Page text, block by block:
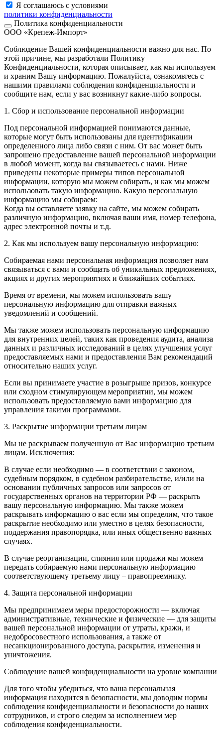
Я соглашаюсь с условиями
политики конфиденциальности
Политика конфиденциальности
ООО «Крепеж-Импорт»
Соблюдение Вашей конфиденциальности важно для нас. По
этой причине, мы разработали Политику
Конфиденциальности, которая описывает, как мы используем
и храним Вашу информацию. Пожалуйста, ознакомьтесь с
нашими правилами соблюдения конфиденциальности и
сообщите нам, если у вас возникнут какие-либо вопросы.
1. Сбор и использование персональной информации
Под персональной информацией понимаются данные,
которые могут быть использованы для идентификации
определенного лица либо связи с ним. От вас может быть
запрошено предоставление вашей персональной информации
в любой момент, когда вы связываетесь с нами. Ниже
приведены некоторые примеры типов персональной
информации, которую мы можем собирать, и как мы можем
использовать такую информацию. Какую персональную
информацию мы собираем:
Когда вы оставляете заявку на сайте, мы можем собирать
различную информацию, включая ваши имя, номер телефона,
адрес электронной почты и т.д.
2. Как мы используем вашу персональную информацию:
Собираемая нами персональная информация позволяет нам
связываться с вами и сообщать об уникальных предложениях,
акциях и других мероприятиях и ближайших событиях.
Время от времени, мы можем использовать вашу
персональную информацию для отправки важных
уведомлений и сообщений.
Мы также можем использовать персональную информацию
для внутренних целей, таких как проведения аудита, анализа
данных и различных исследований в целях улучшения услуг
предоставляемых нами и предоставления Вам рекомендаций
относительно наших услуг.
Если вы принимаете участие в розыгрыше призов, конкурсе
или сходном стимулирующем мероприятии, мы можем
использовать предоставляемую вами информацию для
управления такими программами.
3. Раскрытие информации третьим лицам
Мы не раскрываем полученную от Вас информацию третьим
лицам. Исключения:
В случае если необходимо — в соответствии с законом,
судебным порядком, в судебном разбирательстве, и/или на
основании публичных запросов или запросов от
государственных органов на территории РФ — раскрыть
вашу персональную информацию. Мы также можем
раскрывать информацию о вас если мы определим, что такое
раскрытие необходимо или уместно в целях безопасности,
поддержания правопорядка, или иных общественно важных
случаях.
В случае реорганизации, слияния или продажи мы можем
передать собираемую нами персональную информацию
соответствующему третьему лицу – правопреемнику.
4. Защита персональной информации
Мы предпринимаем меры предосторожности — включая
административные, технические и физические — для защиты
вашей персональной информации от утраты, кражи, и
недобросовестного использования, а также от
несанкционированного доступа, раскрытия, изменения и
уничтожения.
Соблюдение вашей конфиденциальности на уровне компании
Для того чтобы убедиться, что ваша персональная
информация находится в безопасности, мы доводим нормы
соблюдения конфиденциальности и безопасности до наших
сотрудников, и строго следим за исполнением мер
соблюдения конфиденциальности.